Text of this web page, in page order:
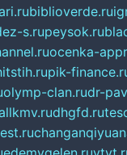
biblioverde.ru
s.rupeysok.ru
ocenka-
pik-
olymp-clan.rudr-
allkmv.rudhgfd.ru